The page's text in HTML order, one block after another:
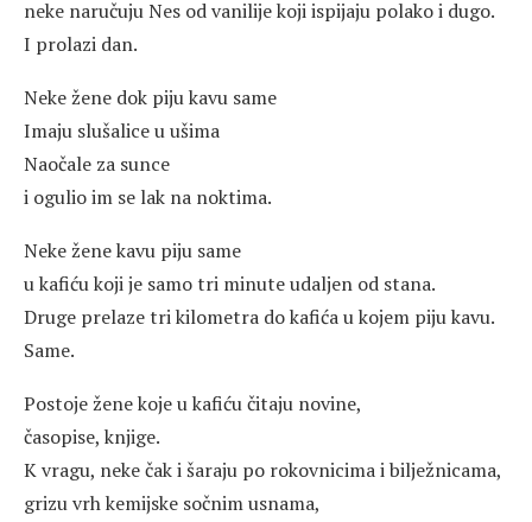
neke naručuju Nes od vanilije koji ispijaju polako i dugo.
I prolazi dan.
Neke žene dok piju kavu same
Imaju slušalice u ušima
Naočale za sunce
i ogulio im se lak na noktima.
Neke žene kavu piju same
u kafiću koji je samo tri minute udaljen od stana.
Druge prelaze tri kilometra do kafića u kojem piju kavu.
Same.
Postoje žene koje u kafiću čitaju novine,
časopise, knjige.
K vragu, neke čak i šaraju po rokovnicima i bilježnicama,
grizu vrh kemijske sočnim usnama,